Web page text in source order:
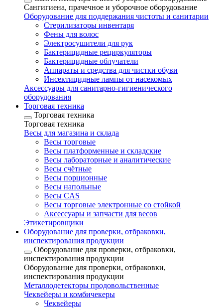
Сангигиена, прачечное и уборочное оборудование
Оборудование для поддержания чистоты и санитарии
Стерилизаторы инвентаря
Фены для волос
Электросушители для рук
Бактерицидные рециркуляторы
Бактерицидные облучатели
Аппараты и средства для чистки обуви
Инсектицидные лампы от насекомых
Аксессуары для санитарно-гигиенического
оборудования
Торговая техника
Торговая техника
Торговая техника
Весы для магазина и склада
Весы торговые
Весы платформенные и складские
Весы лабораторные и аналитические
Весы счётные
Весы порционные
Весы напольные
Весы CAS
Весы торговые электронные со стойкой
Аксессуары и запчасти для весов
Этикетировщики
Оборудование для проверки, отбраковки,
инспектирования продукции
Оборудование для проверки, отбраковки,
инспектирования продукции
Оборудование для проверки, отбраковки,
инспектирования продукции
Металлодетекторы продовольственные
Чеквейеры и комбичекеры
Чеквейеры